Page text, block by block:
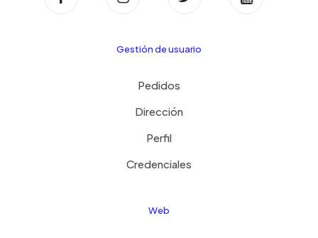
Gestión de usuario
Pedidos
Dirección
Perfil
Credenciales
Web